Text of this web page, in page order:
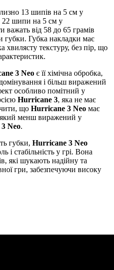
13 шипів на 5 см у
22 шипи на 5 см у
важать від 58 до 65 грамів
губки. Губка накладки має
хвилясту текстуру, без пір, що
3 Neo є її хімічна обробка,
і більш виражений
особливо помітний у
Hurricane 3, яка не має
що Hurricane 3 Neo має
менш виражений у
Neo.
губки, Hurricane 3 Neo
і стабільність у грі. Вона
які шукають надійну та
гри, забезпечуючи високу